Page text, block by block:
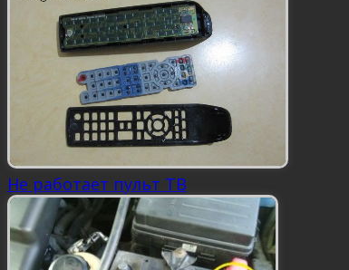
Не работает пульт ТВ